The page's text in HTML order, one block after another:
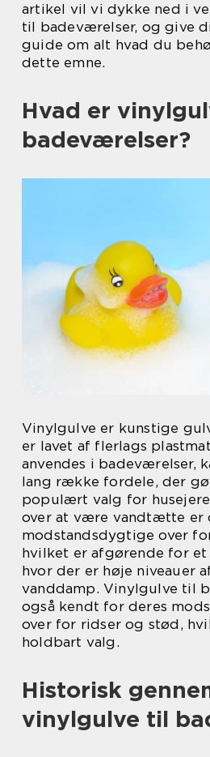
artikel vil vi dykke ned i
til badeværelser, og give
guide om alt hvad du
dette emne.
Hvad er
badeværelser?
Vinylgulve er kunstige
er lavet af flerlags
anvendes i badeværelser,
lang række fordele, der
populært valg for
over at være vandtætte er
modstandsdygtige over
hvilket er afgørende for
hvor der er høje niveauer
vanddamp. Vinylgulve til
også kendt for deres
over for ridser og stød,
holdbart valg.
Historisk
vinylgulve til